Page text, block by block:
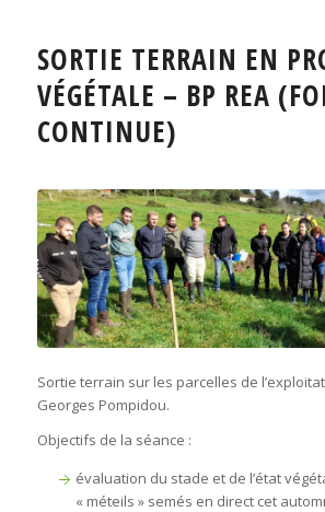
SORTIE TERRAIN EN
VÉGÉTALE – BP REA
CONTINUE)
Sortie terrain sur les parcelles de
Georges Pompidou.
Objectifs de la séance :
évaluation du stade et de l’état
« méteils » semés en direct cet